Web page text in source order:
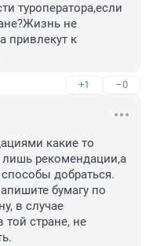
туроператора,если
не
привлекут к
+1 –0
какие то
лишь рекомендации,а
добраться.
бумагу по
в случае
той стране, не